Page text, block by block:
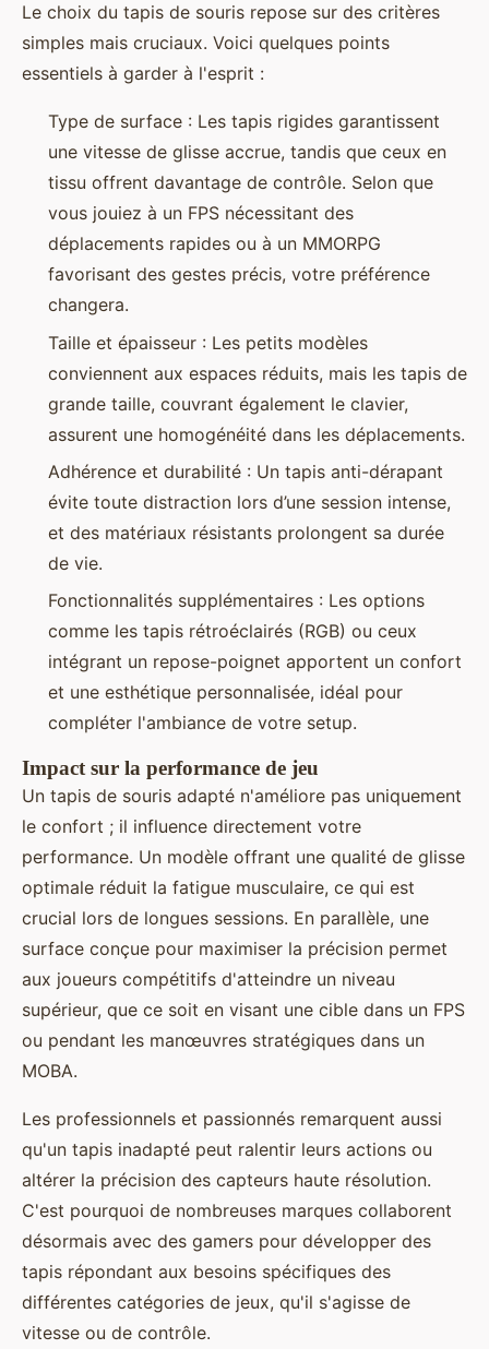
Le choix du tapis de souris repose sur des critères
simples mais cruciaux. Voici quelques points
essentiels à garder à l'esprit :
Type de surface : Les tapis rigides garantissent
une vitesse de glisse accrue, tandis que ceux en
tissu offrent davantage de contrôle. Selon que
vous jouiez à un FPS nécessitant des
déplacements rapides ou à un MMORPG
favorisant des gestes précis, votre préférence
changera.
Taille et épaisseur : Les petits modèles
conviennent aux espaces réduits, mais les tapis de
grande taille, couvrant également le clavier,
assurent une homogénéité dans les déplacements.
Adhérence et durabilité : Un tapis anti-dérapant
évite toute distraction lors d’une session intense,
et des matériaux résistants prolongent sa durée
de vie.
Fonctionnalités supplémentaires : Les options
comme les tapis rétroéclairés (RGB) ou ceux
intégrant un repose-poignet apportent un confort
et une esthétique personnalisée, idéal pour
compléter l'ambiance de votre setup.
Impact sur la performance de jeu
Un tapis de souris adapté n'améliore pas uniquement
le confort ; il influence directement votre
performance. Un modèle offrant une qualité de glisse
optimale réduit la fatigue musculaire, ce qui est
crucial lors de longues sessions. En parallèle, une
surface conçue pour maximiser la précision permet
aux joueurs compétitifs d'atteindre un niveau
supérieur, que ce soit en visant une cible dans un FPS
ou pendant les manœuvres stratégiques dans un
MOBA.
Les professionnels et passionnés remarquent aussi
qu'un tapis inadapté peut ralentir leurs actions ou
altérer la précision des capteurs haute résolution.
C'est pourquoi de nombreuses marques collaborent
désormais avec des gamers pour développer des
tapis répondant aux besoins spécifiques des
différentes catégories de jeux, qu'il s'agisse de
vitesse ou de contrôle.